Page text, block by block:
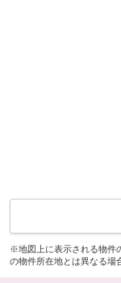
※地図上に表示される物件
の物件所在地とは異なる場